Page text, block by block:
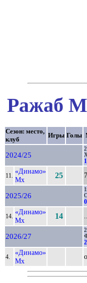
Ражаб
Сезон: место,
клуб
Игры Голы
2024/25
11.
«Динамо»
Мх
25
2025/26
14.
«Динамо»
Мх
14
2026/27
4.
«Динамо»
Мх
о